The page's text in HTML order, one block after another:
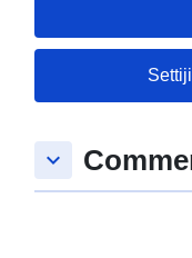
uriRef:
keyboard_arrow_down